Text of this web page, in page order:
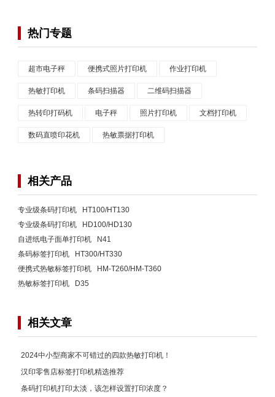
热门专题
超市电子秤 便携式照片打印机 作业打印机
热敏打印机 条码扫描器 二维码扫描器
热转印打码机 电子秤 照片打印机 文档打印机
数码直喷印花机 热敏票据打印机
相关产品
专业级条码打印机 HT100/HT130
专业级条码打印机 HD100/HD130
自进纸电子面单打印机 N41
条码标签打印机 HT300/HT330
便携式热敏标签打印机 HM-T260/HM-T360
热敏标签打印机 D35
相关文章
2024中小型商家不可错过的四款热敏打印机！
汉印零售店标签打印机精选推荐
条码打印机打印太淡，该怎样设置打印浓度？